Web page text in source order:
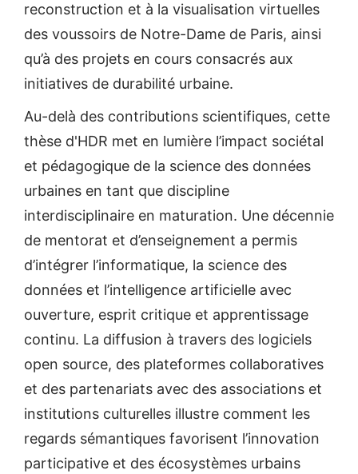
reconstruction et à la visualisation virtuelles
des voussoirs de Notre-Dame de Paris, ainsi
qu’à des projets en cours consacrés aux
initiatives de durabilité urbaine.
Au-delà des contributions scientifiques, cette
thèse d'HDR met en lumière l’impact sociétal
et pédagogique de la science des données
urbaines en tant que discipline
interdisciplinaire en maturation. Une décennie
de mentorat et d’enseignement a permis
d’intégrer l’informatique, la science des
données et l’intelligence artificielle avec
ouverture, esprit critique et apprentissage
continu. La diffusion à travers des logiciels
open source, des plateformes collaboratives
et des partenariats avec des associations et
institutions culturelles illustre comment les
regards sémantiques favorisent l’innovation
participative et des écosystèmes urbains